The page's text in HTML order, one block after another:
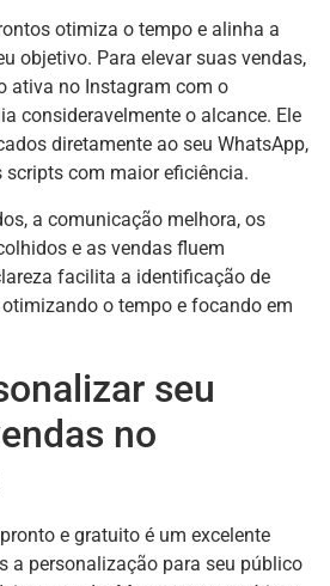
otimiza o tempo e alinha a
objetivo. Para elevar suas vendas,
ativa no Instagram com o
consideravelmente o alcance. Ele
diretamente ao seu WhatsApp,
com maior eficiência.
a comunicação melhora, os
e as vendas fluem
facilita a identificação de
o tempo e focando em
seu
no
e gratuito é um excelente
a personalização para seu público